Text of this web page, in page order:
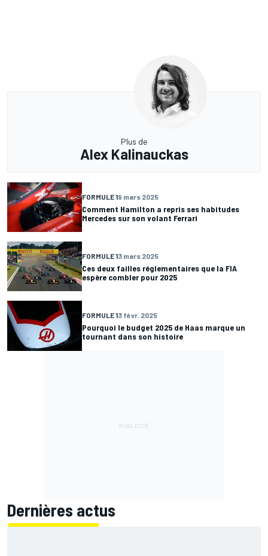
Plus de
Alex Kalinauckas
FORMULE 19 mars 2025
Comment Hamilton a repris ses habitudes
Mercedes sur son volant Ferrari
FORMULE 13 mars 2025
Ces deux failles réglementaires que la FIA
espère combler pour 2025
FORMULE 13 févr. 2025
Pourquoi le budget 2025 de Haas marque un
tournant dans son histoire
Dernières actus